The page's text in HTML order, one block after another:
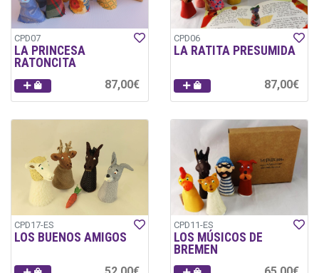
CPD07
LA PRINCESA
RATONCITA
87,00€
CPD06
LA RATITA PRESUMIDA
87,00€
CPD17-ES
LOS BUENOS AMIGOS
CPD11-ES
LOS MÚSICOS DE
BREMEN